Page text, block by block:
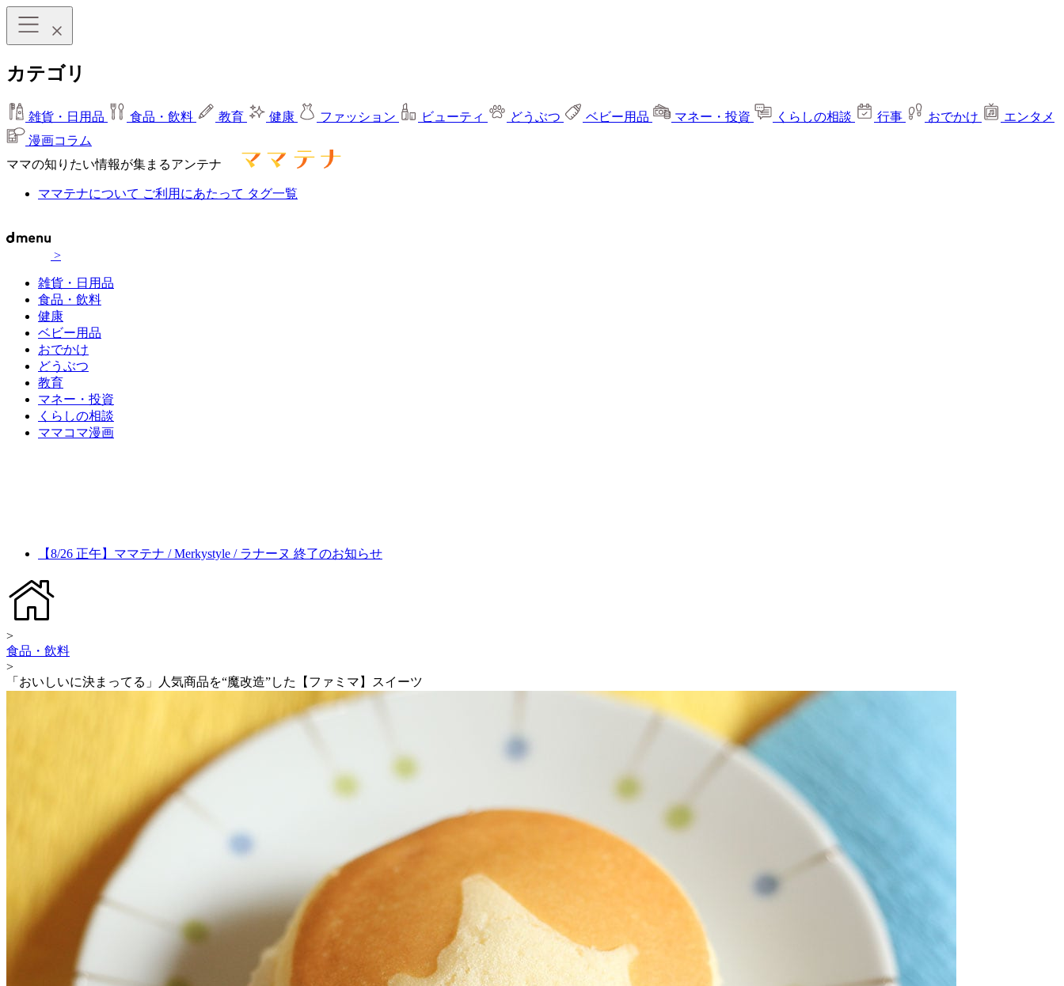
カテゴリ
雑貨・日用品 食品・飲料 教育 健康 ファッション ビューティ どうぶつ ベビー用品 マネー・投資 くらしの相談 行事 おでかけ
エンタメ
漫画コラム
ママの知りたい情報が集まるアンテナ
ママテナについて ご利用にあたって タグ一覧
>
雑貨・日用品
食品・飲料
健康
ベビー用品
おでかけ
どうぶつ
教育
マネー・投資
くらしの相談
ママコマ漫画
【8/26 正午】ママテナ / Merkystyle / ラナーヌ 終了のお知らせ
>
食品・飲料
>
「おいしいに決まってる」人気商品を“魔改造”した【ファミマ】スイーツ